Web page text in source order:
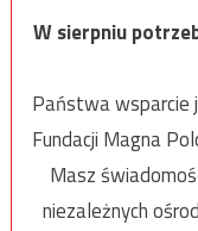
W sierpniu
Państwa wsparcie
Fundacji Magna
Masz
niezależnych